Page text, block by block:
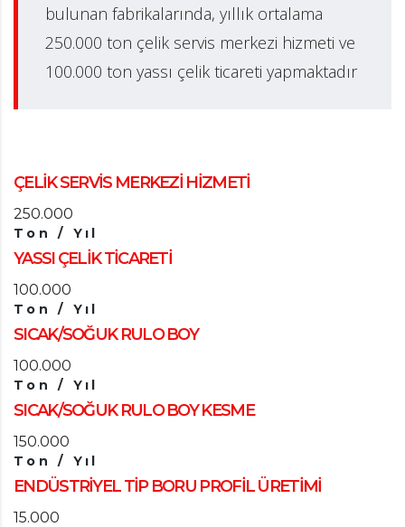
bulunan fabrikalarında, yıllık ortalama
250.000 ton çelik servis merkezi hizmeti ve
100.000 ton yassı çelik ticareti yapmaktadır
ÇELİK SERVİS MERKEZİ HİZMETİ
250.000
Ton / Yıl
YASSI ÇELİK TİCARETİ
100.000
Ton / Yıl
SICAK/SOĞUK RULO BOY
100.000
Ton / Yıl
SICAK/SOĞUK RULO BOY KESME
150.000
Ton / Yıl
ENDÜSTRİYEL TİP BORU PROFİL ÜRETİMİ
15.000